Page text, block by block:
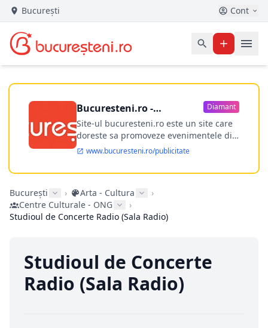
București Cont
Bucuresteni.ro -
publicitate online
Diamant
Site-ul bucuresteni.ro este un site care
doreste sa promoveze evenimentele din
Bucuresti si nu numai, sa puna la
dispozitia utilizatorului cea mai
performanta harta electronica a
ofere posibilitatea firmel...
www.bucuresteni.ro/publicitate
București › Arta - Cultura
›
Centre Culturale - ONG
›
Studioul de Concerte Radio (Sala Radio)
Studioul de Concerte
Radio (Sala Radio)